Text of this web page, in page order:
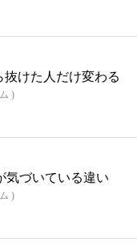
抜けた人だけ変わる
)
気づいている違い
)